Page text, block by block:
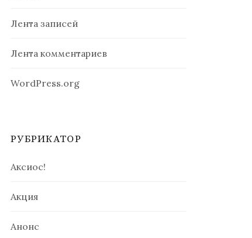
Лента записей
Лента комментариев
WordPress.org
РУБРИКАТОР
Аксиос!
Акция
Анонс